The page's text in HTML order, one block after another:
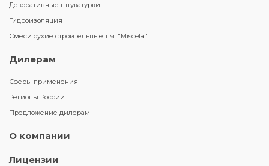
Декоративные штукатурки
Гидроизоляция
Смеси сухие строительные т.м. "Miscela"
Дилерам
Сферы применения
Регионы России
Предложение дилерам
О компании
Лицензии